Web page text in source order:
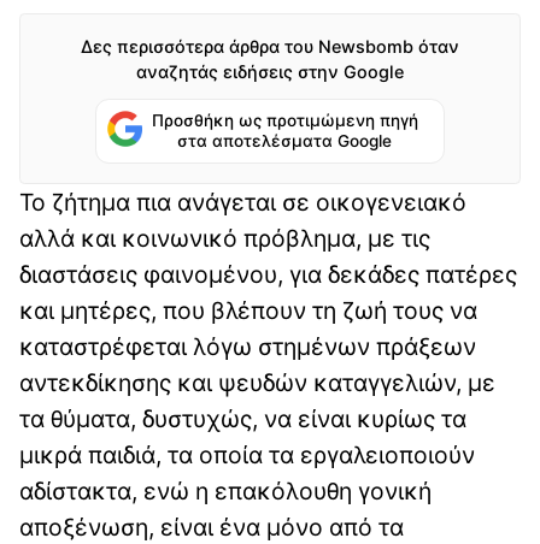
Δες περισσότερα άρθρα του Newsbomb όταν
αναζητάς ειδήσεις στην Google
Προσθήκη ως προτιμώμενη πηγή
στα αποτελέσματα Google
Το ζήτημα πια ανάγεται σε οικογενειακό
αλλά και κοινωνικό πρόβλημα, με τις
διαστάσεις φαινομένου, για δεκάδες πατέρες
και μητέρες, που βλέπουν τη ζωή τους να
καταστρέφεται λόγω στημένων πράξεων
αντεκδίκησης και ψευδών καταγγελιών, με
τα θύματα, δυστυχώς, να είναι κυρίως τα
μικρά παιδιά, τα οποία τα εργαλειοποιούν
αδίστακτα, ενώ η επακόλουθη γονική
αποξένωση, είναι ένα μόνο από τα